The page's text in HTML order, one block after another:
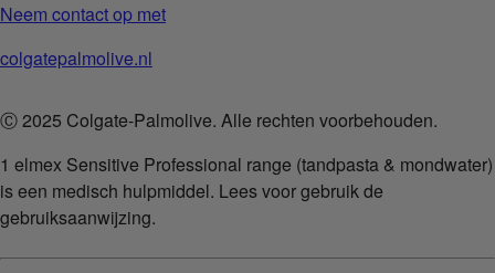
Neem contact op met
colgatepalmolive.nl
Ⓒ 2025 Colgate-Palmolive. Alle rechten voorbehouden.
1 elmex Sensitive Professional range (tandpasta & mondwater)
is een medisch hulpmiddel. Lees voor gebruik de
gebruiksaanwijzing.